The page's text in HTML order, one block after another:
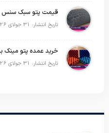
تاریخ انتشار: 31 جولای 2026
تاریخ انتشار: 31 جولای 2026